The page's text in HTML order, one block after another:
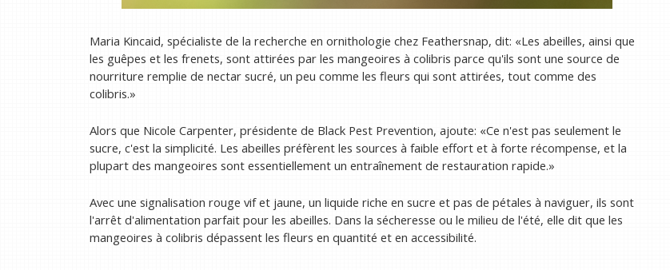
Maria Kincaid, spécialiste de la recherche en ornithologie chez Feathersnap, dit: «Les abeilles, ainsi que
les guêpes et les frenets, sont attirées par les mangeoires à colibris parce qu'ils sont une source de
nourriture remplie de nectar sucré, un peu comme les fleurs qui sont attirées, tout comme des
colibris.»
Alors que Nicole Carpenter, présidente de Black Pest Prevention, ajoute: «Ce n'est pas seulement le
sucre, c'est la simplicité. Les abeilles préfèrent les sources à faible effort et à forte récompense, et la
plupart des mangeoires sont essentiellement un entraînement de restauration rapide.»
Avec une signalisation rouge vif et jaune, un liquide riche en sucre et pas de pétales à naviguer, ils sont
l'arrêt d'alimentation parfait pour les abeilles. Dans la sécheresse ou le milieu de l'été, elle dit que les
mangeoires à colibris dépassent les fleurs en quantité et en accessibilité.